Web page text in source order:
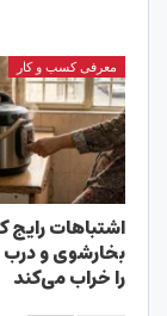
معرفی کسب و کار
اشتباهات رایج
بخارشوی و درب
را خراب می‌کند